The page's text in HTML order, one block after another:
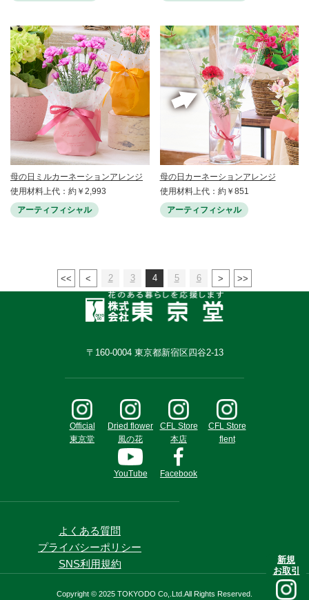
母の日ミルカーネーションアレンジ
使用材料上代：約￥2,993
アーティフィシャル
母の日カーネーションアレンジ
使用材料上代：約￥851
アーティフィシャル
2 3 4 5 6
新規
お取引
〒160-0004 東京都新宿区四谷2-13
Copyright © 2025 TOKYODO Co,.Ltd.All Rights Reserved.
Official
東京堂
Dried flower
風の花
CFL Store
本店
CFL Store
flent
YouTube Facebook
よくある質問
プライバシーポリシー
SNS利用規約